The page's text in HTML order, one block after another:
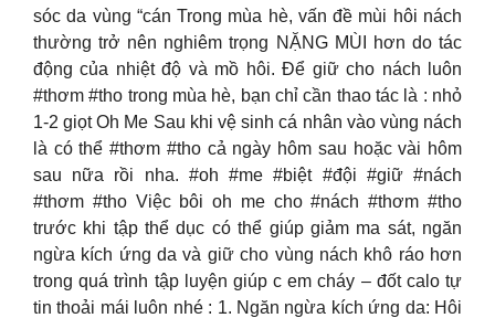
sóc da vùng “cán Trong mùa hè, vấn đề mùi hôi nách
thường trở nên nghiêm trọng NẶNG MÙI hơn do tác
động của nhiệt độ và mồ hôi. Để giữ cho nách luôn
#thơm #tho trong mùa hè, bạn chỉ cần thao tác là : nhỏ
1-2 giọt Oh Me Sau khi vệ sinh cá nhân vào vùng nách
là có thể #thơm #tho cả ngày hôm sau hoặc vài hôm
sau nữa rồi nha. #oh #me #biệt #đội #giữ #nách
#thơm #tho Việc bôi oh me cho #nách #thơm #tho
trước khi tập thể dục có thể giúp giảm ma sát, ngăn
ngừa kích ứng da và giữ cho vùng nách khô ráo hơn
trong quá trình tập luyện giúp c em cháy – đốt calo tự
tin thoải mái luôn nhé : 1. Ngăn ngừa kích ứng da: Hôi